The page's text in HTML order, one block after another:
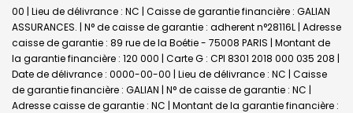
00 | Lieu de délivrance : NC | Caisse de garantie financière : GALIAN
ASSURANCES. | N° de caisse de garantie : adherent n°28116L | Adresse
caisse de garantie : 89 rue de la Boétie - 75008 PARIS | Montant de
la garantie financière : 120 000 | Carte G : CPI 8301 2018 000 035 208 |
Date de délivrance : 0000-00-00 | Lieu de délivrance : NC | Caisse
de garantie financière : GALIAN | N° de caisse de garantie : NC |
Adresse caisse de garantie : NC | Montant de la garantie financière :